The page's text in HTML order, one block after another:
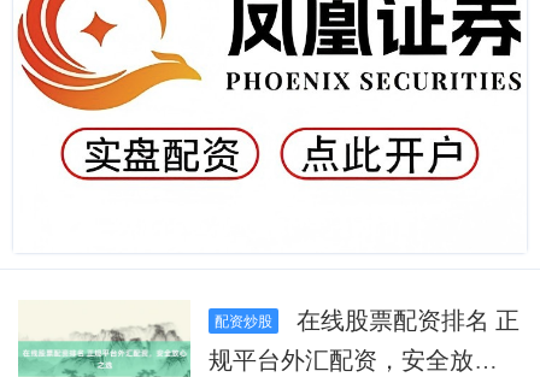
配资炒股
在线股票配资排名 正
规平台外汇配资，安全放心